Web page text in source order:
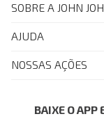
SOBRE A JOHN
Quem Somos
John John Club
Painel de
AJUDA
FAQ
NOSSAS AÇÕES
Azul Fidelidade
BAIXE O APP